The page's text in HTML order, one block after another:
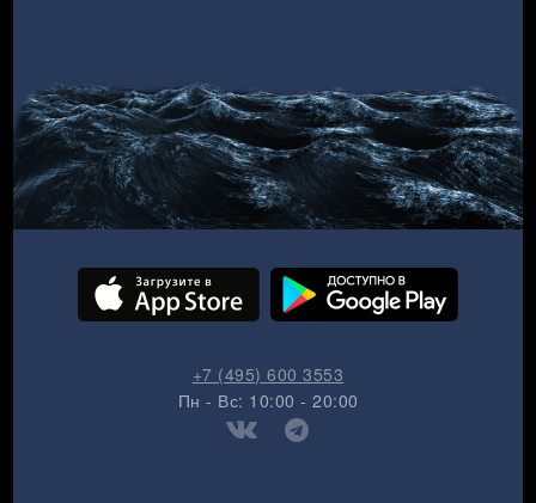
+7 (495) 600 3553
Пн - Вс: 10:00 - 20:00